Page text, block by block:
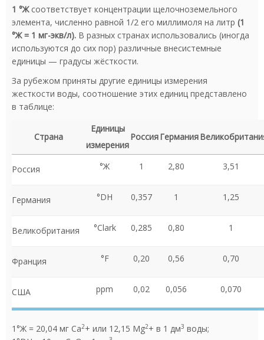
1 °Жсоответствует концентрации щелочноземельного
элемента, численно равной 1/2 его миллимоля на литр (1
°Ж = 1 мг-экв/л). В разных странах использовались (иногда
используются до сих пор) различные внесистемные
единицы — градусы жёсткости.
За рубежом приняты другие единицы измерения
жесткости воды, соотношение этих единиц представлено
в таблице:
Страна
Единицы
измерения
РоссияГермания
Россия °Ж 1 2,80 3,51
Германия °DH 0,357 1 1,25
Великобритания °Clark 0,285 0,80 1
Франция °F 0,20 0,56 0,70
США ppm 0,02 0,056 0,070
1°Ж = 20,04 мг Ca2+ или 12,15 Mg2+ в 1 дм3 воды;